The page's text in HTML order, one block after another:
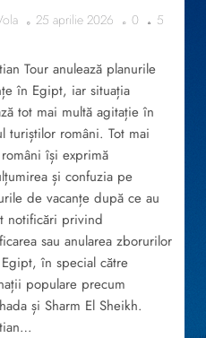
25 aprilie 2026 0
5
Tour anulează planurile
în Egipt, iar situația
tot mai multă agitație în
turiștilor români. Tot mai
își exprimă
și confuzia pe
de vacanțe după ce au
notificări privind
sau anularea zborurilor
în special către
populare precum
și Sharm El Sheikh.